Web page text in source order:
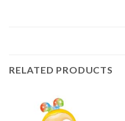
RELATED PRODUCTS